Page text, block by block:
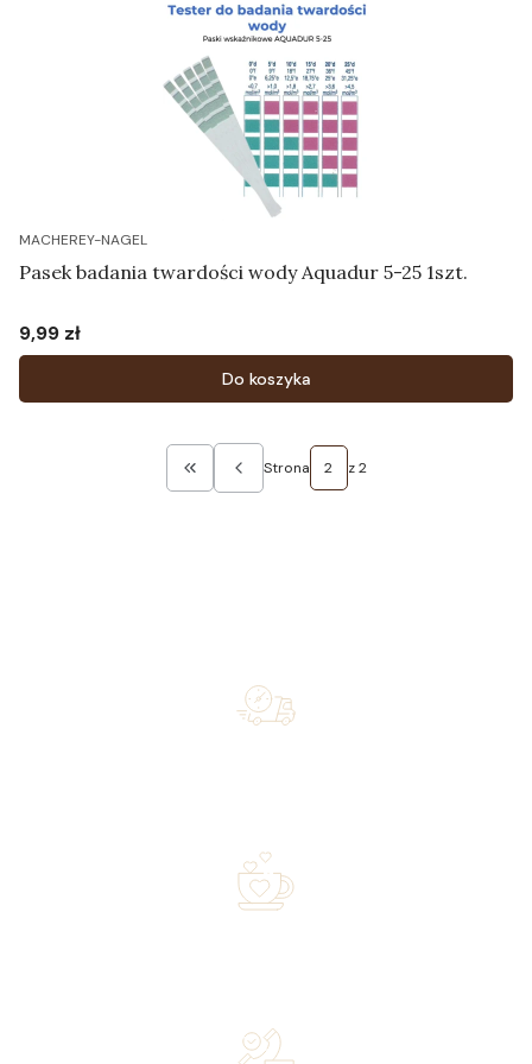
MACHEREY-NAGEL
Pasek badania twardości wody Aquadur 5-25 1szt.
Cena
9,99 zł
Do koszyka
Wróć do pierwszej strony z produktami
Strona z 2